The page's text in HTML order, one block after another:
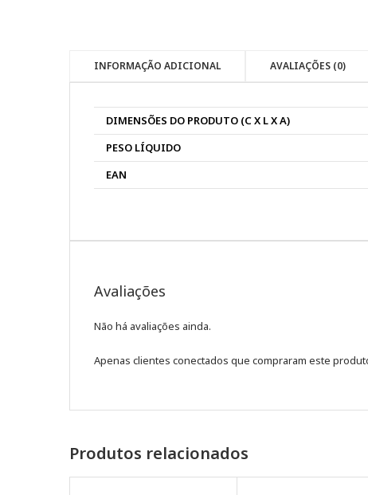
INFORMAÇÃO ADICIONAL AVALIAÇÕES (0)
DIMENSÕES DO PRODUTO (C X L X A)
PESO LÍQUIDO
EAN
Avaliações
Não há avaliações ainda.
Apenas clientes conectados que compraram este
Produtos relacionados